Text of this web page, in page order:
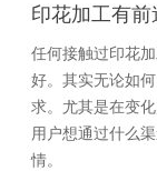
印花加工有前
任何接触过印花
好。其实无论如
求。尤其是在变
用户想通过什么
情。